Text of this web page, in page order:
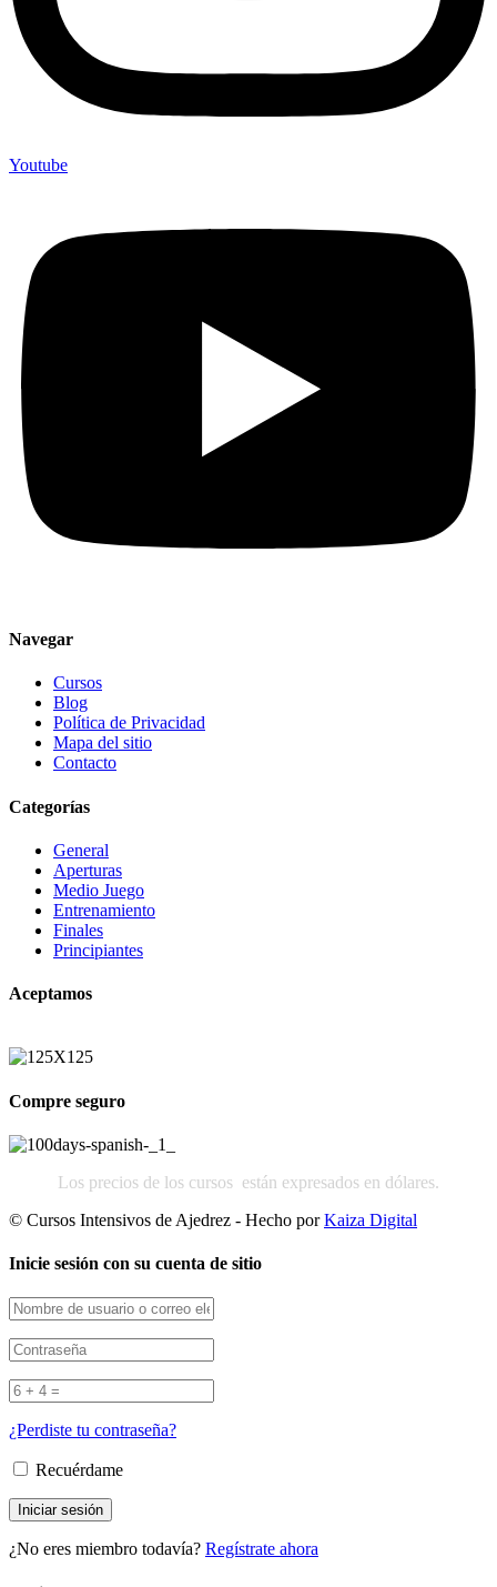
Youtube
Navegar
Cursos
Blog
Política de Privacidad
Mapa del sitio
Contacto
Categorías
General
Aperturas
Medio Juego
Entrenamiento
Finales
Principiantes
Aceptamos
Compre seguro
Los precios de los cursos están expresados en dólares.
© Cursos Intensivos de Ajedrez - Hecho porKaiza Digital
Inicie sesión con su cuenta de sitio
¿Perdiste tu contraseña?
Recuérdame
¿No eres miembro todavía? Regístrate ahora